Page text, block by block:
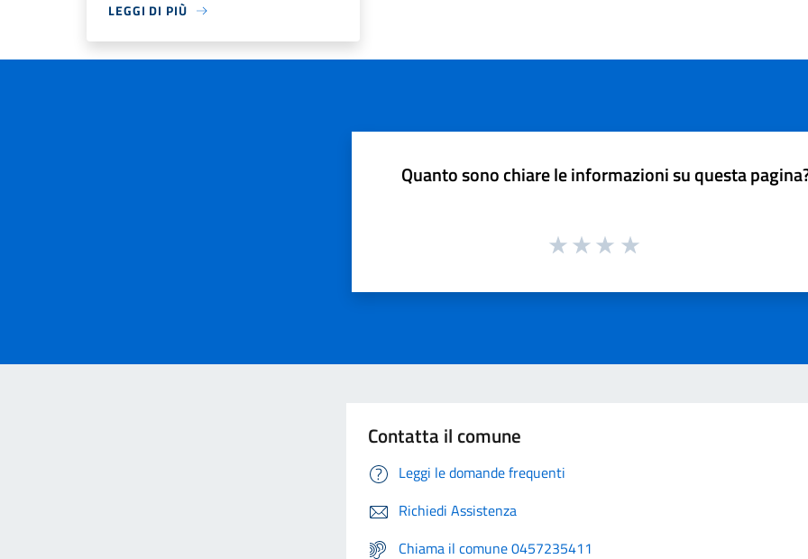
LEGGI DI PIÙ
Quanto sono chiare le informazioni su questa
Contatta il comune
Leggi le domande frequenti
Richiedi Assistenza
Chiama il comune 0457235411